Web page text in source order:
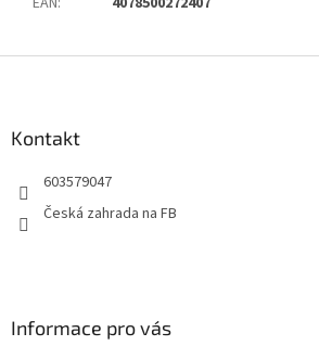
Kontakt
603579047
Česká zahrada na FB
Informace pro vás